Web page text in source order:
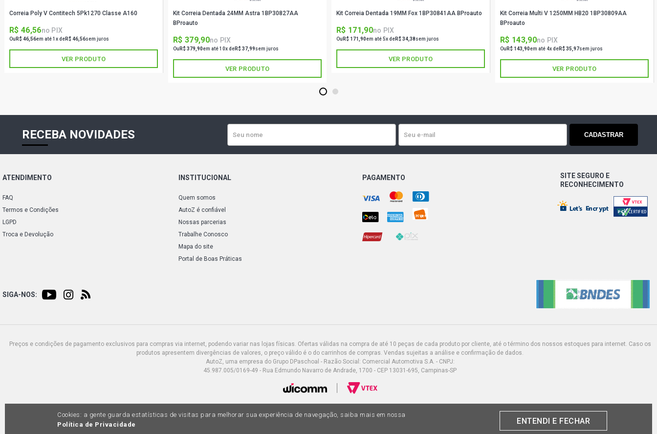
Correia Poly V Contitech 5Pk1270 Classe A160
R$ 46,56no PIX
Ou R$ 46,56em até 1x deR$ 46,56sem juros
VER PRODUTO
Kit Correia Dentada 24MM Astra 1BP30827AA
BProauto
R$ 379,90no PIX
Ou R$ 379,90em até 10x deR$ 37,99sem juros
VER PRODUTO
Kit Correia Dentada 19MM Fox 1BP30841AA BProauto
R$ 171,90no PIX
Ou R$ 171,90em até 5x deR$ 34,38sem juros
VER PRODUTO
Kit Correia Multi V 1250MM HB20 1BP30809AA
BProauto
R$ 143,90no PIX
Ou R$ 143,90em até 4x deR$ 35,97sem juros
VER PRODUTO
1 2
RECEBA NOVIDADES CADASTRAR
ATENDIMENTO
FAQ
Termos e Condições
LGPD
Troca e Devolução
INSTITUCIONAL
Quem somos
AutoZ é confiável
Nossas parcerias
Trabalhe Conosco
Mapa do site
Portal de Boas Práticas
PAGAMENTO
SITE SEGURO E
RECONHECIMENTO
SIGA-NOS:
Preços e condições de pagamento exclusivos para compras via internet, podendo variar nas lojas físicas. Ofertas válidas na compra de até 10 peças de cada produto por cliente, até o término dos nossos estoques para internet. Caso os
produtos apresentem divergências de valores, o preço válido é o do carrinhos de compras. Vendas sujeitas a análise e confirmação de dados.
AutoZ, uma empresa do Grupo DPaschoal - Razão Social: Comercial Automotiva S.A. - CNPJ:
45.987.005/0169-49 - Rua Edmundo Navarro de Andrade, 1700 - CEP 13031-695, Campinas-SP
Cookies: a gente guarda estatísticas de visitas para melhorar sua experiência de navegação, saiba mais em nossa
Política de Privacidade
ENTENDI E FECHAR